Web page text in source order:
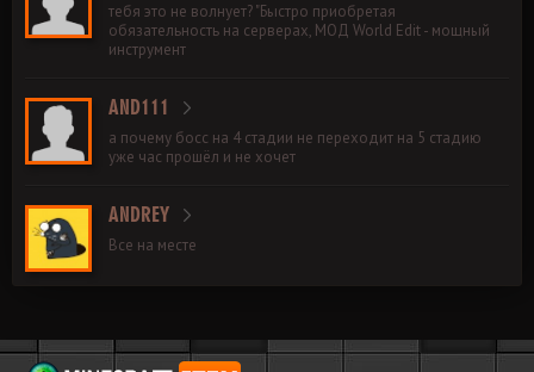
тебя это не волнует? "Быстро приобретая
обязательность на серверах, МОД World Edit - мощный
инструмент
AND111
а почему босс на 4 стадии не переходит на 5 стадию
уже час прошёл и не хочет
ANDREY
Все на месте